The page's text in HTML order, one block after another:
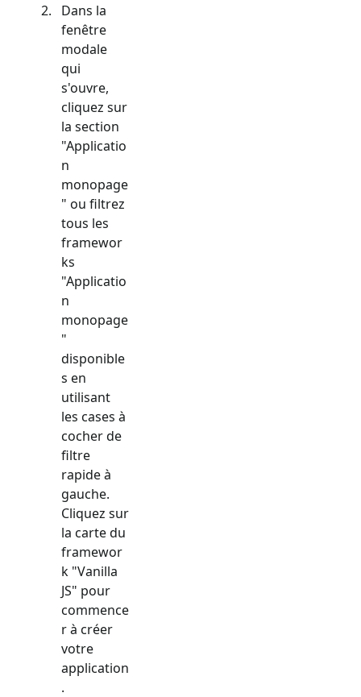
Dans la
fenêtre
modale
qui
s'ouvre,
cliquez sur
la section
"Applicatio
n
monopage
" ou filtrez
tous les
framewor
ks
"Applicatio
n
monopage
"
disponible
s en
utilisant
les cases à
cocher de
filtre
rapide à
gauche.
Cliquez sur
la carte du
framewor
k "Vanilla
JS" pour
commence
r à créer
votre
application
.